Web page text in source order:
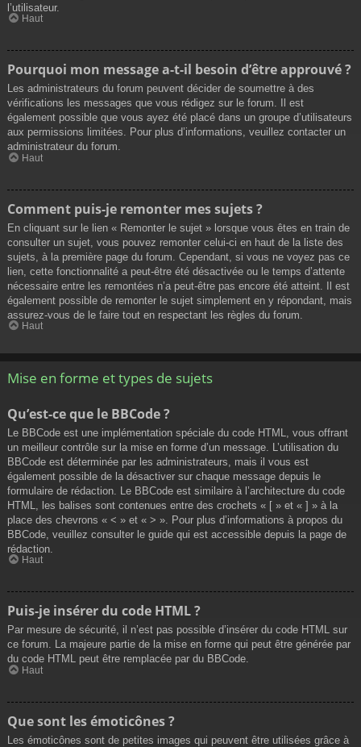
l’utilisateur.
Haut
Pourquoi mon message a-t-il besoin d’être approuvé ?
Les administrateurs du forum peuvent décider de soumettre à des
vérifications les messages que vous rédigez sur le forum. Il est
également possible que vous ayez été placé dans un groupe d’utilisateurs
aux permissions limitées. Pour plus d’informations, veuillez contacter un
administrateur du forum.
Haut
Comment puis-je remonter mes sujets ?
En cliquant sur le lien « Remonter le sujet » lorsque vous êtes en train de
consulter un sujet, vous pouvez remonter celui-ci en haut de la liste des
sujets, à la première page du forum. Cependant, si vous ne voyez pas ce
lien, cette fonctionnalité a peut-être été désactivée ou le temps d’attente
nécessaire entre les remontées n’a peut-être pas encore été atteint. Il est
également possible de remonter le sujet simplement en y répondant, mais
assurez-vous de le faire tout en respectant les règles du forum.
Haut
Mise en forme et types de sujets
Qu’est-ce que le BBCode ?
Le BBCode est une implémentation spéciale du code HTML, vous offrant
un meilleur contrôle sur la mise en forme d’un message. L’utilisation du
BBCode est déterminée par les administrateurs, mais il vous est
également possible de la désactiver sur chaque message depuis le
formulaire de rédaction. Le BBCode est similaire à l’architecture du code
HTML, les balises sont contenues entre des crochets « [ » et « ] » à la
place des chevrons « < » et « > ». Pour plus d’informations à propos du
BBCode, veuillez consulter le guide qui est accessible depuis la page de
rédaction.
Haut
Puis-je insérer du code HTML ?
Par mesure de sécurité, il n’est pas possible d’insérer du code HTML sur
ce forum. La majeure partie de la mise en forme qui peut être générée par
du code HTML peut être remplacée par du BBCode.
Haut
Que sont les émoticônes ?
Les émoticônes sont de petites images qui peuvent être utilisées grâce à